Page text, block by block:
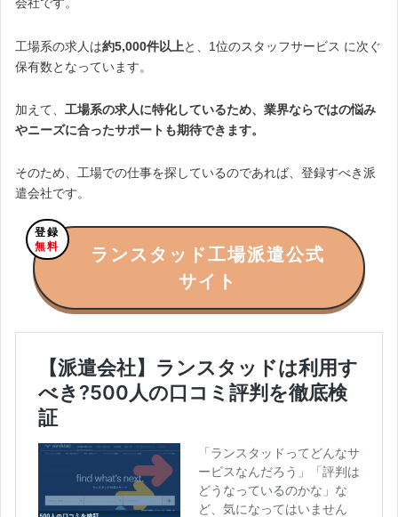
会社です。
工場系の求人は約5,000件以上と、1位のスタッフサービス に次ぐ
保有数となっています。
加えて、 工場系の求人に特化しているため、業界ならではの悩み
やニーズに合ったサポートも期待できます。
そのため、工場での仕事を探しているのであれば、登録すべき派
遣会社です。
登録
無料
ランスタッド工場派遣公式
サイト